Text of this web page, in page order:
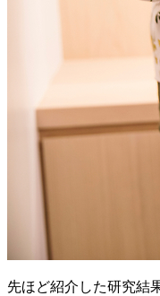
先ほど紹介した研究結